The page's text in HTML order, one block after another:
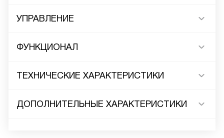
УПРАВЛЕНИЕ
ФУНКЦИОНАЛ
ТЕХНИЧЕСКИЕ ХАРАКТЕРИСТИКИ
ДОПОЛНИТЕЛЬНЫЕ ХАРАКТЕРИСТИКИ